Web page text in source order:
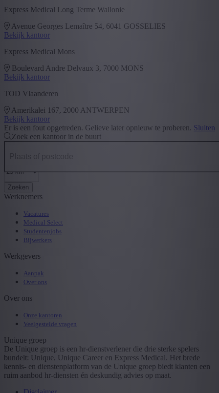
Express Medical Long Terme Wallonie
Avenue Georges Lemaître 54, 6041 GOSSELIES
Bekijk kantoor
Express Medical Mons
Boulevard Andre Delvaux 3, 7000 MONS
Bekijk kantoor
TOD Vlaanderen
Amerikalei 167, 2000 ANTWERPEN
Bekijk kantoor
Er is een fout opgetreden. Gelieve later opnieuw te proberen. Sluiten
Zoek een kantoor in de buurt
Zoeken
Werknemers
Vacatures
Medical Select
Studentenjobs
Bijwerkers
Werkgevers
Aanpak
Over ons
Over ons
Onze kantoren
Veelgestelde vragen
Unique groep
De Unique groep is een hr-dienstverlener die drie sterke spelers
bundelt: Unique, Unique Career en Express Medical. Het brede
kennis- en dienstenplatform van de Unique groep biedt klanten een
ruim aanbod hr-diensten én deskundig advies op maat.